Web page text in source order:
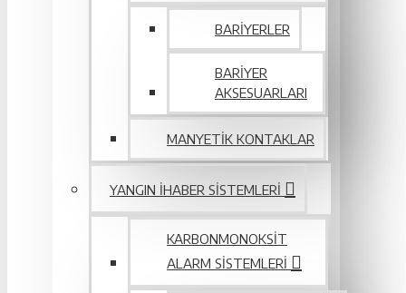
BARIYERLER
BARIYER
AKSESUARLARI
MANYETIK KONTAKLAR
YANGIN IHABER SISTEMLERI
KARBONMONOKSIT
ALARM SISTEMLERI